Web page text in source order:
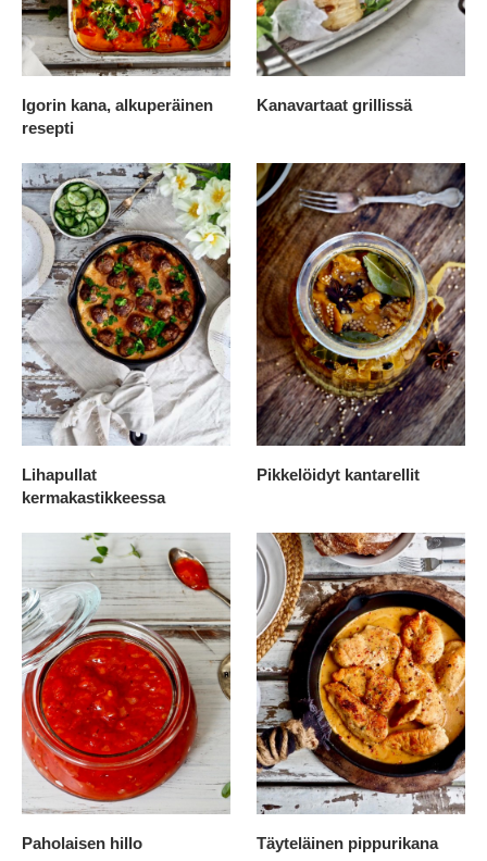
Igorin kana, alkuperäinen
resepti
Kanavartaat grillissä
Lihapullat
kermakastikkeessa
Pikkelöidyt kantarellit
Paholaisen hillo Täyteläinen pippurikana